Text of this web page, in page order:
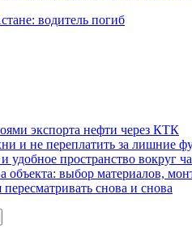
водитель погиб
экспорта нефти через КТК
и не переплатить за лишние
удобное пространство вокруг
объекта: выбор материалов,
снова и снова